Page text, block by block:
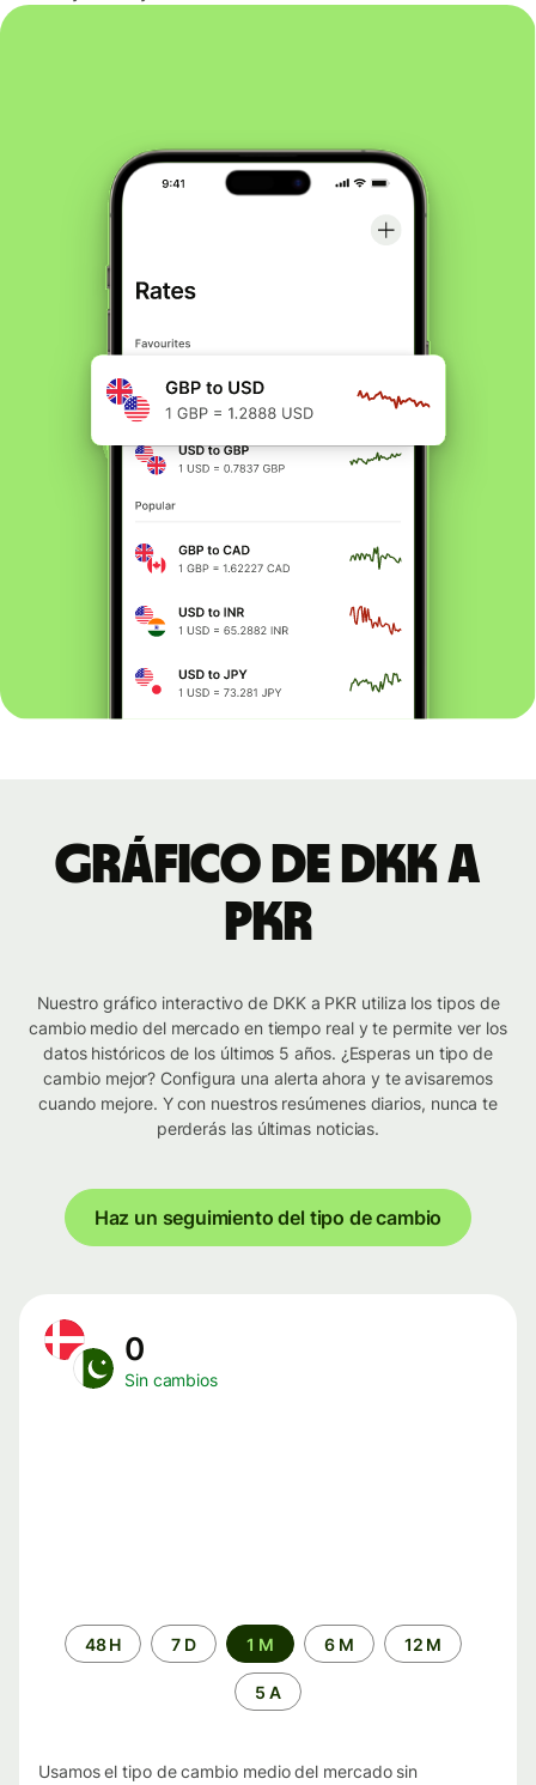
Gráfico de DKK a
PKR
Nuestro gráfico interactivo de DKK a PKR utiliza los tipos de
cambio medio del mercado en tiempo real y te permite ver los
datos históricos de los últimos 5 años. ¿Esperas un tipo de
cambio mejor? Configura una alerta ahora y te avisaremos
cuando mejore. Y con nuestros resúmenes diarios, nunca te
perderás las últimas noticias.
Haz un seguimiento del tipo de cambio
0
Sin cambios
Periodo48 H 7 D 1 M 6 M 12 M
5 A
Usamos el tipo de cambio medio del mercado sin